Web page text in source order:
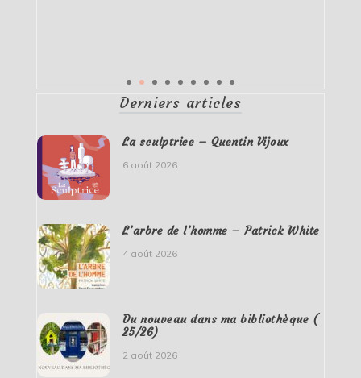
Derniers articles
La sculptrice – Quentin Vijoux
6 août 2026
L’arbre de l’homme – Patrick White
4 août 2026
Du nouveau dans ma bibliothèque (
25/26)
2 août 2026